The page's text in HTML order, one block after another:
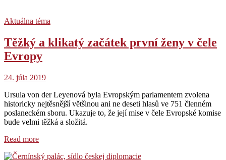
Aktuálna téma
Těžký a klikatý začátek první ženy v čele
Evropy
24. júla 2019
Ursula von der Leyenová byla Evropským parlamentem zvolena
historicky nejtěsnější většinou ani ne deseti hlasů ve 751 členném
poslaneckém sboru. Ukazuje to, že její mise v čele Evropské komise
bude velmi těžká a složitá.
Read more